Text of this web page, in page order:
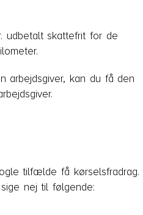
udbetalt skattefrit for de
arbejdsgiver, kan du få den
tilfælde få kørselsfradrag.
nej til følgende: